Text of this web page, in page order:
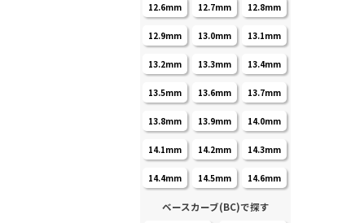
12.6mm 12.7mm 12.8mm
12.9mm 13.0mm 13.1mm
13.2mm 13.3mm 13.4mm
13.5mm 13.6mm 13.7mm
13.8mm 13.9mm 14.0mm
14.1mm 14.2mm 14.3mm
14.4mm 14.5mm 14.6mm
ベースカーブ(BC)で探す